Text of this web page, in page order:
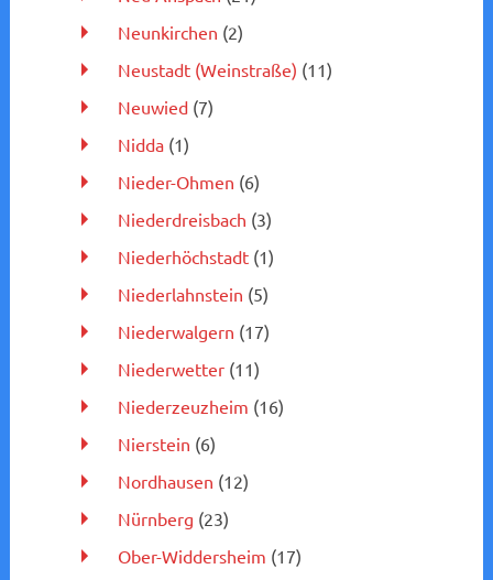
Neunkirchen (2)
Neustadt (Weinstraße) (11)
Neuwied(7)
Nidda(1)
Nieder-Ohmen (6)
Niederdreisbach (3)
Niederhöchstadt(1)
Niederlahnstein (5)
Niederwalgern (17)
Niederwetter(11)
Niederzeuzheim (16)
Nierstein (6)
Nordhausen (12)
Nürnberg (23)
Ober-Widdersheim (17)